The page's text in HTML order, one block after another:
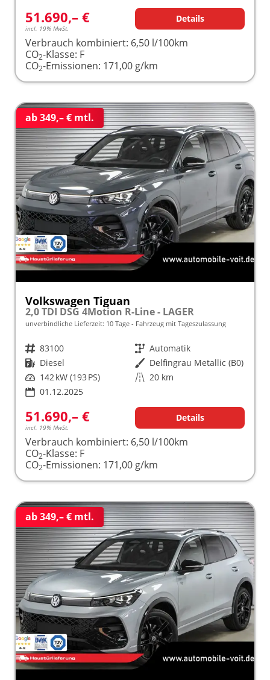
51.690,– €
incl. 19% MwSt.
Details
Verbrauch kombiniert: 6,50 l/100km
CO2-Klasse: F
CO2-Emissionen: 171,00 g/km
ab 349,– € mtl.
Volkswagen Tiguan
2,0 TDI DSG 4Motion R-Line - LAGER
unverbindliche Lieferzeit: 10 Tage Fahrzeug mit Tageszulassung
Fahrzeugnr. 83100 Getriebe Automatik
Kraftstoff Diesel Außenfarbe Delfingrau Metallic (B0)
Leistung 142 kW (193 PS) Kilometerstand 20 km
01.12.2025
51.690,– €
incl. 19% MwSt.
Details
Verbrauch kombiniert: 6,50 l/100km
CO2-Klasse: F
CO2-Emissionen: 171,00 g/km
ab 349,– € mtl.